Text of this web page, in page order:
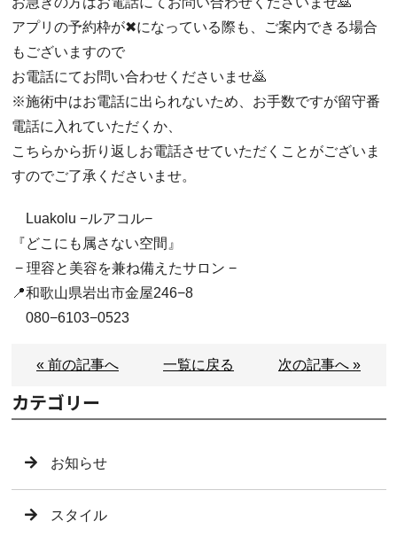
アプリの予約枠が✖︎になっている際も、ご案内できる場合
もございますので
お電話にてお問い合わせくださいませ🙇
※施術中はお電話に出られないため、お手数ですが留守番
電話に入れていただくか、
こちらから折り返しお電話させていただくことがございま
すのでご了承くださいませ。
Luakolu −ルアコル−
『どこにも属さない空間』
− 理容と美容を兼ね備えたサロン −
📍和歌山県岩出市金屋246−8
080−6103−0523
« 前の記事へ 一覧に戻る 次の記事へ »
カテゴリー
お知らせ
スタイル